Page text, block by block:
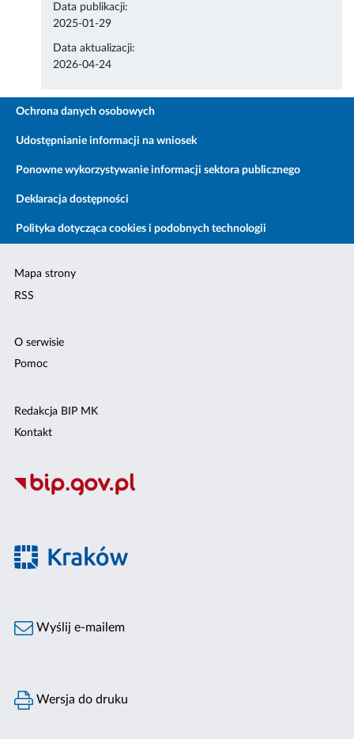
Data publikacji:
2025-01-29
Data aktualizacji:
2026-04-24
Ochrona danych osobowych
Udostępnianie informacji na wniosek
Ponowne wykorzystywanie informacji sektora publicznego
Deklaracja dostępności
Polityka dotycząca cookies i podobnych technologii
Mapa strony
RSS
O serwisie
Pomoc
Redakcja BIP MK
Kontakt
Wyślij e-mailem
Wersja do druku